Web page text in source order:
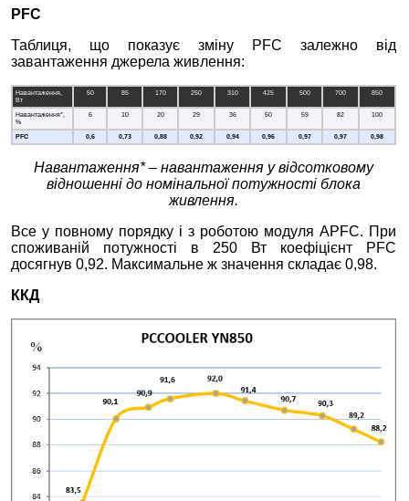
PFC
Таблиця, що показує зміну PFC залежно від
завантаження джерела живлення:
Навантаження,
Вт
50 85 170 250 310 425 500 700 850
Навантаження*,
%
6 10 20 29 36 50 59 82 100
PFC 0,6 0,73 0,88 0,92 0,94 0,96 0,97 0,97 0,98
Навантаження* – навантаження у відсотковому
відношенні до номінальної потужності блока
живлення.
Все у повному порядку і з роботою модуля APFC. При
споживаній потужності в 250 Вт коефіцієнт PFC
досягнув 0,92. Максимальне ж значення складає 0,98.
ККД